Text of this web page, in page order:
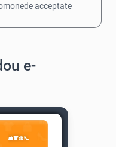
acceptate
e-